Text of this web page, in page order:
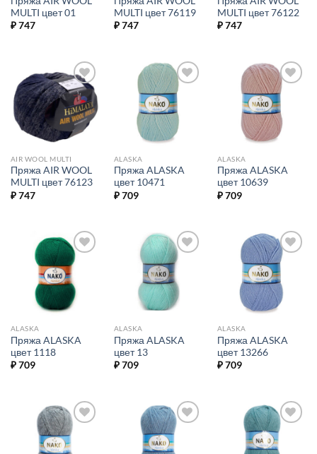
MULTI цвет 01
₽747
MULTI цвет 76119
₽747
MULTI цвет 76122
₽747
Добавить в
избранное.
AIR WOOL MULTI
Пряжа AIR WOOL
MULTI цвет 76123
₽747
Добавить в
избранное.
ALASKA
Пряжа ALASKA
цвет 10471
₽709
Добавить в
избранное.
ALASKA
Пряжа ALASKA
цвет 10639
₽709
Добавить в
избранное.
ALASKA
Пряжа ALASKA
цвет 1118
₽709
Добавить в
избранное.
ALASKA
Пряжа ALASKA
цвет 13
₽709
Добавить в
избранное.
ALASKA
Пряжа ALASKA
цвет 13266
₽709
Добавить в
избранное.
Добавить в
избранное.
Добавить в
избранное.